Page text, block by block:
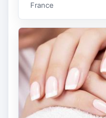
France